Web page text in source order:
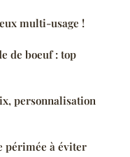
multi-usage !
de boeuf : top
personnalisation
périmée à éviter